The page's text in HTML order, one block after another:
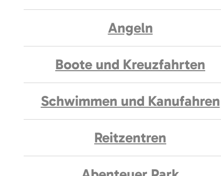
Angeln
Boote und Kreuzfahrten
Schwimmen und Kanufahren
Reitzentren